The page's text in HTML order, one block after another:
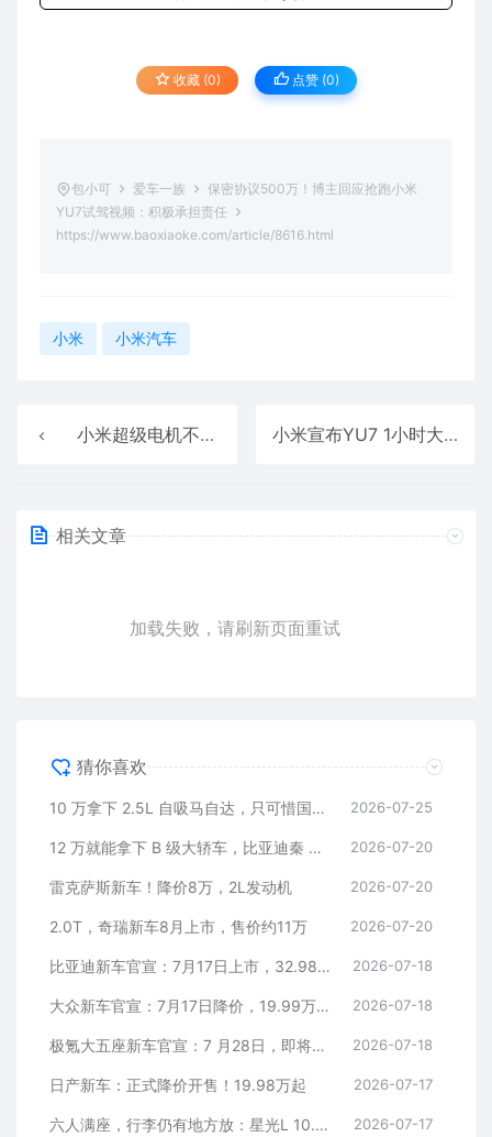
收藏 (0) 点赞 (0)
包小可 爱车一族
保密协议500万！博主回应抢跑小米
YU7试驾视频：积极承担责任
https://www.baoxiaoke.com/article/8616.html
小米 小米汽车
小米超级电机不仅是自研 雷军：怕被网上人喷 都没找代工厂 小米宣布YU7 1小时大定突破289000台 雷军：再次感谢大家支持
相关文章
加载失败，请刷新页面重试
猜你喜欢
10 万拿下 2.5L 自吸马自达，只可惜国内暂时没份 2026-07-25
12 万就能拿下 B 级大轿车，比亚迪秦 MAX 直接打乱合资定价逻辑 2026-07-20
雷克萨斯新车！降价8万，2L发动机 2026-07-20
2.0T，奇瑞新车8月上市，售价约11万 2026-07-20
比亚迪新车官宣：7月17日上市，32.98万元 2026-07-18
大众新车官宣：7月17日降价，19.99万元起 2026-07-18
极氪大五座新车官宣：7 月28日，即将上市 2026-07-18
日产新车：正式降价开售！19.98万起 2026-07-17
六人满座，行李仍有地方放：星光L 10.98万元起 2026-07-17